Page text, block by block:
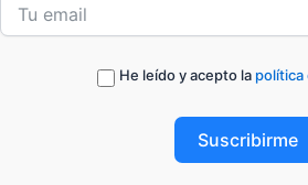
He leído y acepto la política
Suscribirme